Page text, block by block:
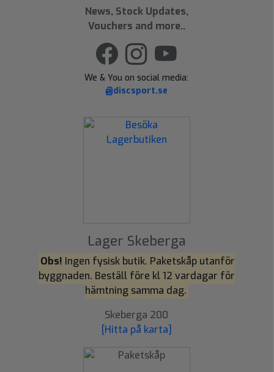
News, Stock Updates,
Vouchers and more..
We & You on social media:
@discsport.se
Lager Skeberga
Obs! Ingen fysisk butik. Paketskåp utanför
byggnaden. Beställ före kl 12 vardagar för
hämtning samma dag.
Skeberga 200
[Hitta på karta]